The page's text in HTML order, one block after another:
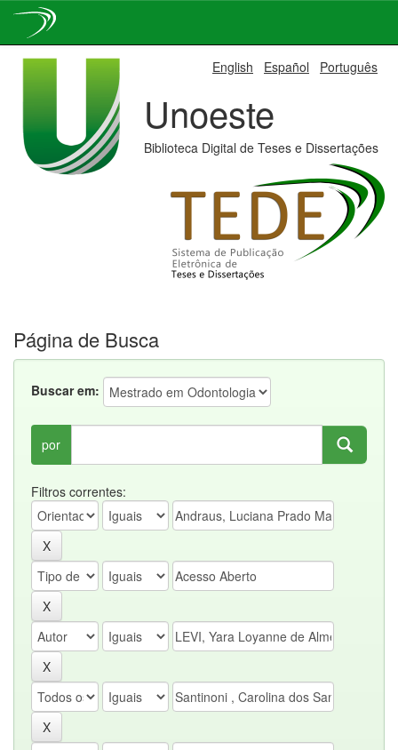
English Español Português
Unoeste
Biblioteca Digital de Teses e Dissertações
Página de Busca
Buscar em:
por
Filtros correntes: